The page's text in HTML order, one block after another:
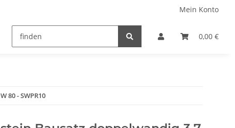
Mein Konto
0,00 €
80 - SWPR10